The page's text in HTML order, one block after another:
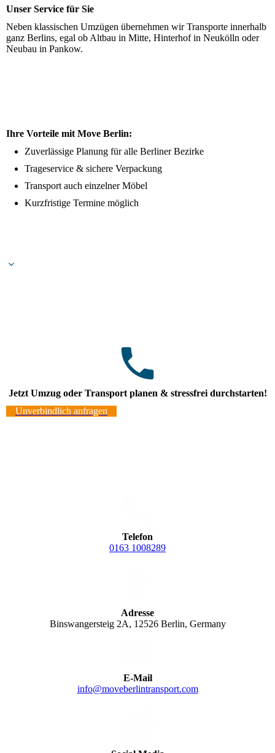
Unser Service für Sie
Neben klassischen Umzügen übernehmen wir Transporte innerhalb
ganz Berlins, egal ob Altbau in Mitte, Hinterhof in Neukölln oder
Neubau in Pankow.
Ihre Vorteile mit Move Berlin:
Zuverlässige Planung für alle Berliner Bezirke
Trageservice & sichere Verpackung
Transport auch einzelner Möbel
Kurzfristige Termine möglich
Jetzt Umzug oder Transport planen & stressfrei durchstarten!
Unverbindlich anfragen
Telefon
0163 1008289
Adresse
Binswangersteig 2A, 12526 Berlin, Germany
E-Mail
info@moveberlintransport.com